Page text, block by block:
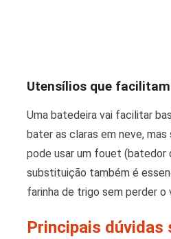
Utensílios que
Uma batedeira vai facilitar
bater as claras em neve,
pode usar um fouet (batedor
substituição também é
farinha de trigo sem perder o
Principais dúvidas